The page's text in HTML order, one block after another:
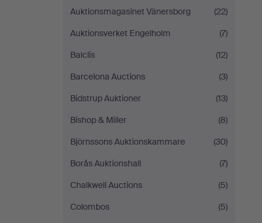
Auktionsmagasinet Vänersborg
(22)
Auktionsverket Engelholm
(7)
Balclis
(12)
Barcelona Auctions
(3)
Bidstrup Auktioner
(13)
Bishop & Miller
(8)
Björnssons Auktionskammare
(30)
Borås Auktionshall
(7)
Chalkwell Auctions
(5)
Colombos
(5)